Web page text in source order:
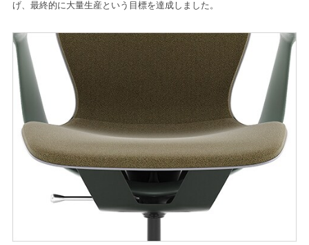
げ、最終的に大量生産という目標を達成しました。